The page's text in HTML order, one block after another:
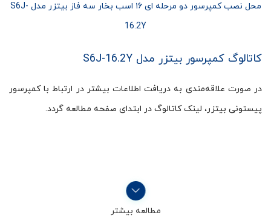
محل نصب کمپرسور دو مرحله ای ۱۶ اسب بخار سه فاز بیتزر مدل S6J-
16.2Y
کاتالوگ کمپرسور بیتزر مدل S6J-16.2Y
در صورت علاقه‌مندی به دریافت اطلاعات بیشتر در ارتباط با کمپرسور
پیستونی بیتزر، لینک کاتالوگ در ابتدای صفحه مطالعه گردد.
مطالعه بیشتر